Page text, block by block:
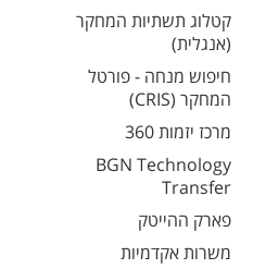
קטלוג תשתיות המחקר
(אנגלית)
חיפוש מנחה - פורטל
המחקר (CRIS)
מרכז יזמות 360
BGN Technology
Transfer
פארק ההייטק
משרות אקדמיות